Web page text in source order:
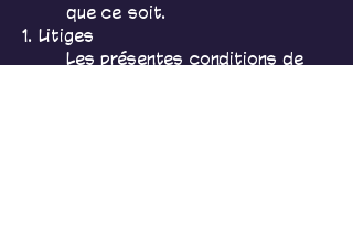
que ce soit.
1. Litiges
Les présentes conditions de